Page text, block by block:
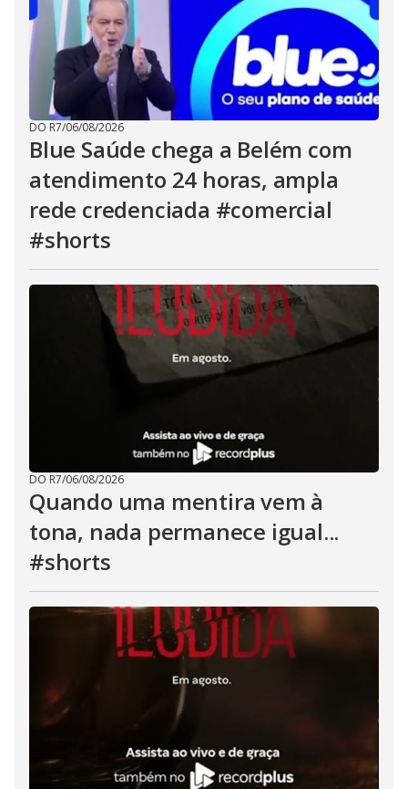
DO R7/06/08/2026
Blue Saúde chega a Belém com
atendimento 24 horas, ampla
rede credenciada #comercial
#shorts
DO R7/06/08/2026
Quando uma mentira vem à
tona, nada permanece igual...
#shorts